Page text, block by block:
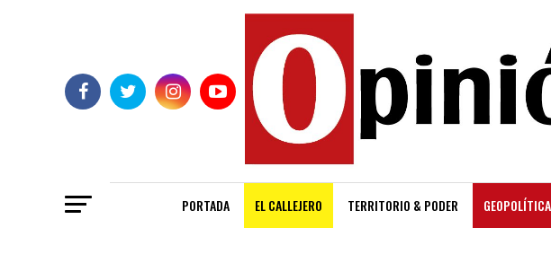
PORTADA EL CALLEJERO TERRITORIO & PODER